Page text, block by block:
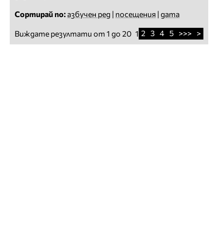
Сортирай по: азбучен ред | посещения | дата
Виждате резултати от 1 до 20 1 2 3 4 5 >>> >